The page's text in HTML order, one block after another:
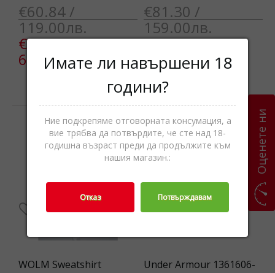
€60.84 /
119.00лв.
€32.21 /
63.00лв.
€81.30 /
159.00лв.
€44.48 /
87.00лв.
WOLM Sweatshirt
-45%
Under Armour 1361606-
Оценете ни
Имате ли навършени 18
години?
Ние подкрепяме отговорната консумация, а
вие трябва да потвърдите, че сте над 18-
годишна възраст преди да продължите към
нашия магазин.:
Отказ Потвърждавам